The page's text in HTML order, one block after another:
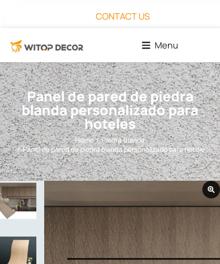
CONTACT US
Menu
Panel de pared de piedra
blanda personalizado para
hoteles
You are here: Home
Piedra Blanda
Panel de pared de piedra blanda personalizado para hoteles